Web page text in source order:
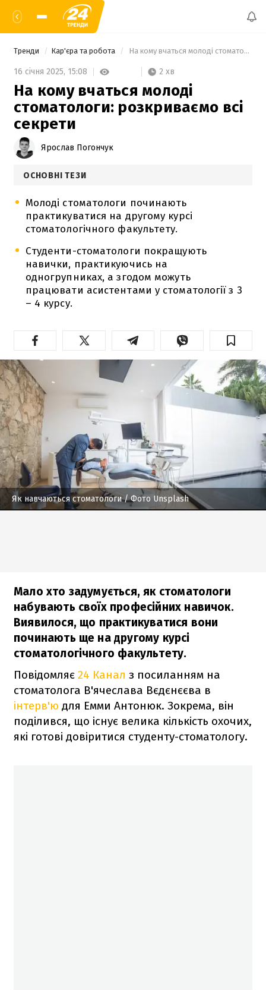
Тренди Кар'єра та робота На кому вчаться молоді стоматологи: розкриваємо всі секрети
16 січня 2025, 15:08 2 хв
На кому вчаться молоді
стоматологи: розкриваємо всі
секрети
Ярослав Погончук
ОСНОВНІ ТЕЗИ
Молоді стоматологи починають
практикуватися на другому курсі
стоматологічного факультету.
Студенти-стоматологи покращують
навички, практикуючись на
одногрупниках, а згодом можуть
працювати асистентами у стоматології з 3
– 4 курсу.
Як навчаються стоматологи/ Фото Unsplash
Мало хто задумується, як стоматологи
набувають своїх професійних навичок.
Виявилося, що практикуватися вони
починають ще на другому курсі
стоматологічного факультету.
Повідомляє 24 Канал з посиланням на
стоматолога В'ячеслава Вєдєнєєва в
інтерв'ю для Емми Антонюк. Зокрема, він
поділився, що існує велика кількість охочих,
які готові довіритися студенту-стоматологу.